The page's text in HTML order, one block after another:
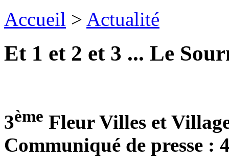
Accueil > Actualité
Et 1 et 2 et 3 ... Le
3ème Fleur Villes et
Communiqué de presse :